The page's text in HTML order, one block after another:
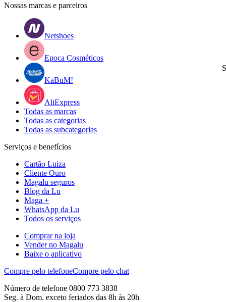
Nossas marcas e parceiros
Netshoes
Epoca Cosméticos
KaBuM!
AliExpress
Todas as marcas
Todas as categorias
Todas as subcategorias
Serviços e benefícios
Cartão Luiza
Cliente Ouro
Magalu seguros
Blog da Lu
Maga +
WhatsApp da Lu
Todos os serviços
Comprar na loja
Vender no Magalu
Baixe o aplicativo
Compre pelo telefoneCompre pelo chat
Número de telefone 0800 773 3838
Seg. à Dom. exceto feriados das 8h às 20h